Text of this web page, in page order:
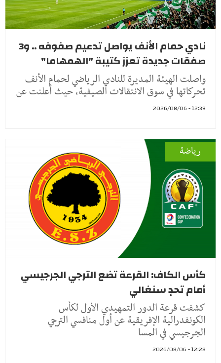
نادي حمام الأنف يواصل تدعيم صفوفه .. و3
صفقات جديدة تعزز كتيبة "الهمهاما"
واصلت الهيئة المديرة للنادي الرياضي لحمام الأنف
تحركاتها في سوق الانتقالات الصيفية، حيث أعلنت عن
12:39 - 2026/08/06
رياضة
كأس الكاف: القرعة تضع الترجي الجرجيسي
أمام تحدٍ سنغالي
كشفت قرعة الدور التمهيدي الأول لكأس
الكونفدرالية الإفريقية عن أول منافسي الترجي
الجرجيسي في المسا
12:28 - 2026/08/06